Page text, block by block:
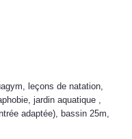
, leçons de natation,
, jardin aquatique ,
adaptée), bassin 25m,